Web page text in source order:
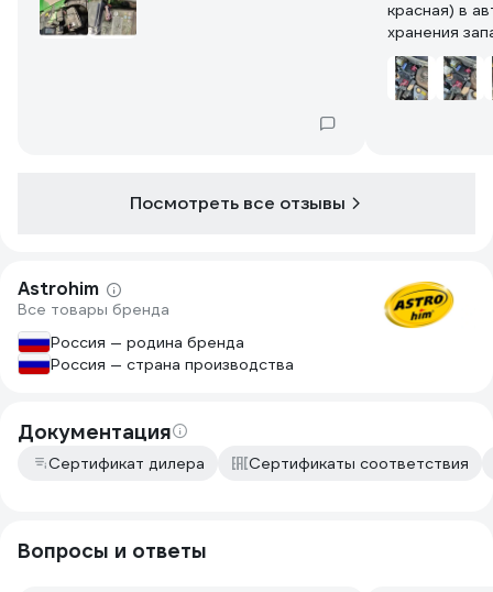
красная) в авто на зиму
хранения
Посмотреть все отзывы
Astrohim
Все товары бренда
Россия — родина бренда
Россия — страна производства
Документация
Сертификат дилера Сертификаты соответствия
Вопросы и ответы